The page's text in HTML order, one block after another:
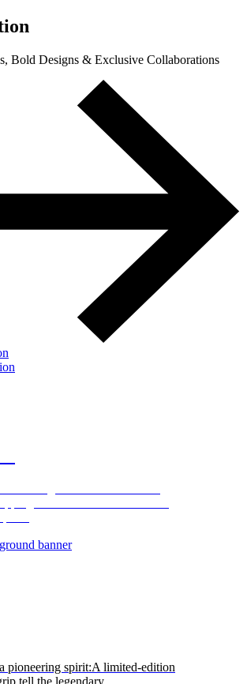
Bold Designs & Exclusive Collaborations
pioneering spirit:A limited-edition